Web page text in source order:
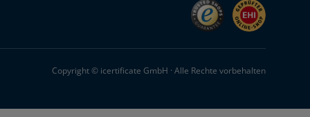
Copyright © icertificate GmbH · Alle Rechte vorbehalten